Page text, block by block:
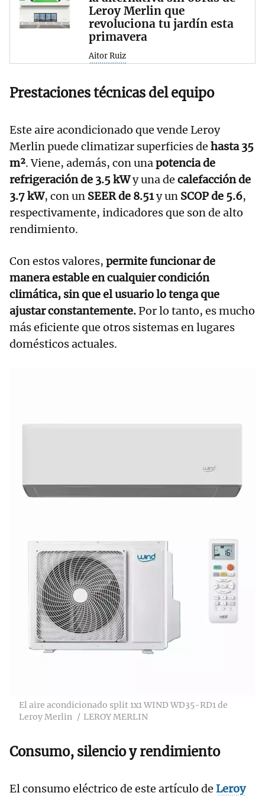
Leroy Merlin que
revoluciona tu jardín esta
primavera
Aitor Ruiz
Prestaciones técnicas del equipo
Este aire acondicionado que vende Leroy
Merlin puede climatizar superficies de hasta 35
m². Viene, además, con unapotencia de
refrigeración de 3.5 kWy una de calefacción de
3.7 kW, con un SEER de 8.51y un SCOP de 5.6,
respectivamente, indicadores que son de alto
rendimiento.
Con estos valores, permite funcionar de
manera estable en cualquier condición
climática, sin que el usuario lo tenga que
ajustar constantemente.Por lo tanto, es mucho
más eficiente que otros sistemas en lugares
domésticos actuales.
El aire acondicionado split 1x1 WIND WD35-RD1 de
Leroy Merlin
LEROY MERLIN
Consumo, silencio y rendimiento
El consumo eléctrico de este artículo de Leroy